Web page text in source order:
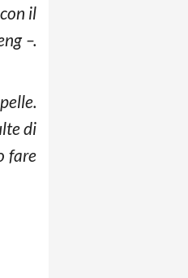
il
–.
di
fare